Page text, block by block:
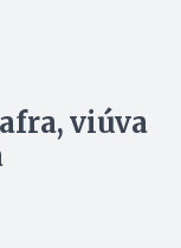
viúva